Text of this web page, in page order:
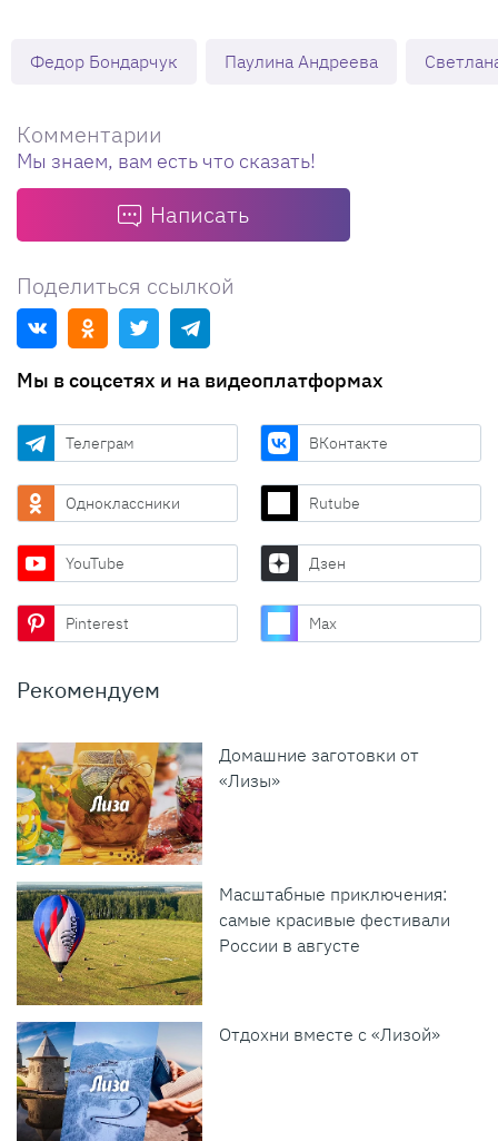
Федор Бондарчук Паулина Андреева
Комментарии
Мы знаем, вам есть что сказать!
Написать
Поделиться ссылкой
Мы в соцсетях и на видеоплатформах
Телеграм ВКонтакте
Одноклассники Rutube
YouTube Дзен
Pinterest Max
Рекомендуем
Домашние заготовки от
«Лизы»
Масштабные приключения:
самые красивые фестивали
России в августе
Отдохни вместе с «Лизой»